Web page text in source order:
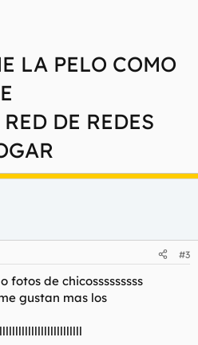
LA PELO COMO
DE REDES
#3
fotos de chicosssssssss
gustan mas los